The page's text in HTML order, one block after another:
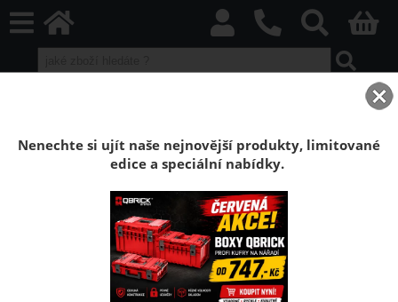
Organizéry Qbrick System
Qbrick System
je kombinací spojovacích systémů
pro skladování a přepravu nářadí a nástrojů. Každá řada
produktů je zcela modulární a kompatibilní se zbytkem
produktů ve stejném systému. Je možné vytvořit vlastní sady
a kombinace, které nejlépe vyhovují vašim potřebám.
Nenechte si ujít naše nejnovější produkty, limitované
edice a speciální nabídky.